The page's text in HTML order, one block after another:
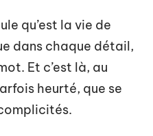
qu’est la vie de
dans chaque détail,
Et c’est là, au
heurté, que se